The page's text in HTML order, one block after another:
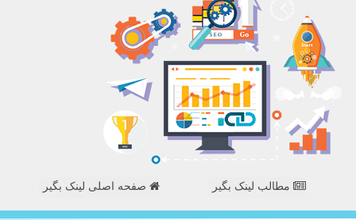
مطالب لینک بگیر صفحه اصلی لینک بگیر